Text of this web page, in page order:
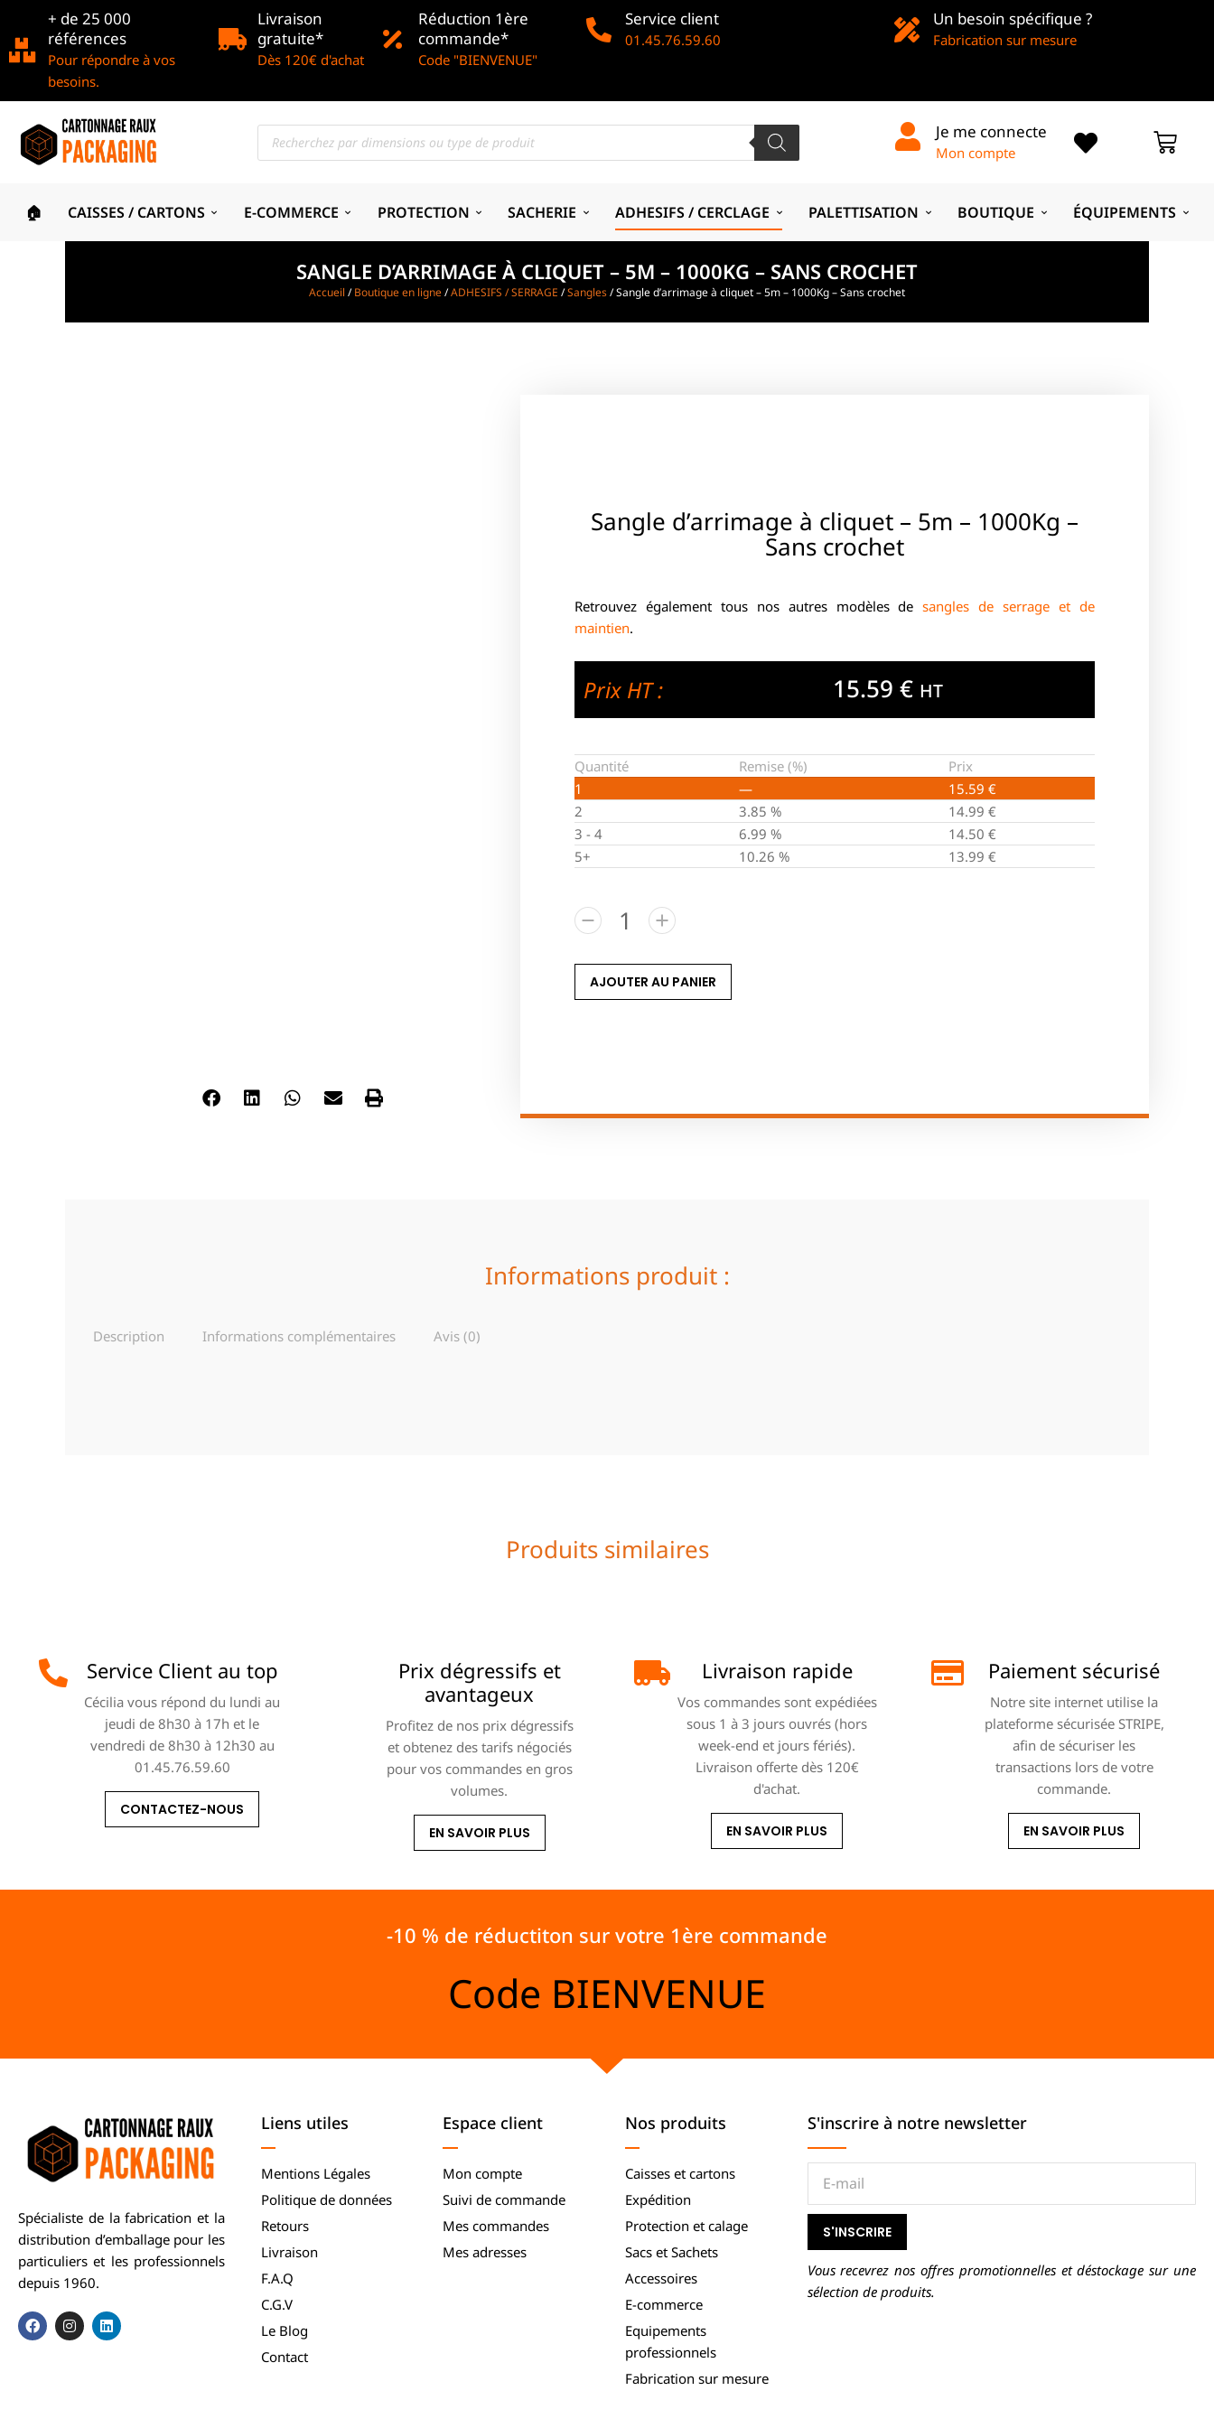
+ de 25 000
références
Pour répondre à vos
besoins.
Livraison
gratuite*
Dès 120€ d'achat
Réduction 1ère
commande*
Code "BIENVENUE"
Service client
01.45.76.59.60
Un besoin spécifique ?
Fabrication sur mesure
Je me connecte
Mon compte
🏠 CAISSES / CARTONS E-COMMERCE PROTECTION SACHERIE ADHESIFS / CERCLAGE PALETTISATION BOUTIQUE ÉQUIPEMENTS
SANGLE D’ARRIMAGE À CLIQUET – 5M – 1000KG – SANS CROCHET
Accueil /Boutique en ligne/ADHESIFS / SERRAGE /Sangles/ Sangle d’arrimage à cliquet – 5m – 1000Kg – Sans crochet
Sangle d’arrimage à cliquet – 5m – 1000Kg –
Sans crochet
Retrouvez également tous nos autres modèles desangles de serrage et de
maintien.
Prix HT : 15.59€ HT
Quantité Remise (%)
Prix
1
— 15.59 €
2
3.85 % 14.99 €
3 - 4
6.99 % 14.50 €
5+
10.26 % 13.99 €
AJOUTER AU PANIER
Informations produit :
Description Informations complémentaires Avis (0)
Produits similaires
Service Client au top
Cécilia vous répond du lundi au
jeudi de 8h30 à 17h et le
vendredi de 8h30 à 12h30 au
01.45.76.59.60
CONTACTEZ-NOUS
Prix dégressifs et
avantageux
Profitez de nos prix dégressifs
et obtenez des tarifs négociés
pour vos commandes en gros
volumes.
EN SAVOIR PLUS
Livraison rapide
Vos commandes sont expédiées
sous 1 à 3 jours ouvrés (hors
week-end et jours fériés).
Livraison offerte dès 120€
d'achat.
EN SAVOIR PLUS
Paiement sécurisé
Notre site internet utilise la
plateforme sécurisée STRIPE,
afin de sécuriser les
transactions lors de votre
commande.
EN SAVOIR PLUS
-10 % de réductiton sur votre 1ère commande
Code BIENVENUE
Spécialiste de la fabrication et la
distribution d’emballage pour les
particuliers et les professionnels
depuis 1960.
Liens utiles
Mentions Légales
Politique de données
Retours
Livraison
F.A.Q
C.G.V
Le Blog
Contact
Espace client
Mon compte
Suivi de commande
Mes commandes
Mes adresses
Nos produits
Caisses et cartons
Expédition
Protection et calage
Sacs et Sachets
Accessoires
E-commerce
Equipements
professionnels
Fabrication sur mesure
S'inscrire à notre newsletter
S'INSCRIRE
Vous recevrez nos offres promotionnelles et déstockage sur une
sélection de produits.